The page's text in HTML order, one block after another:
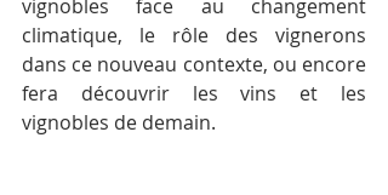
vignobles face au changement
climatique, le rôle des vignerons
dans ce nouveau contexte, ou encore
fera découvrir les vins et les
vignobles de demain.